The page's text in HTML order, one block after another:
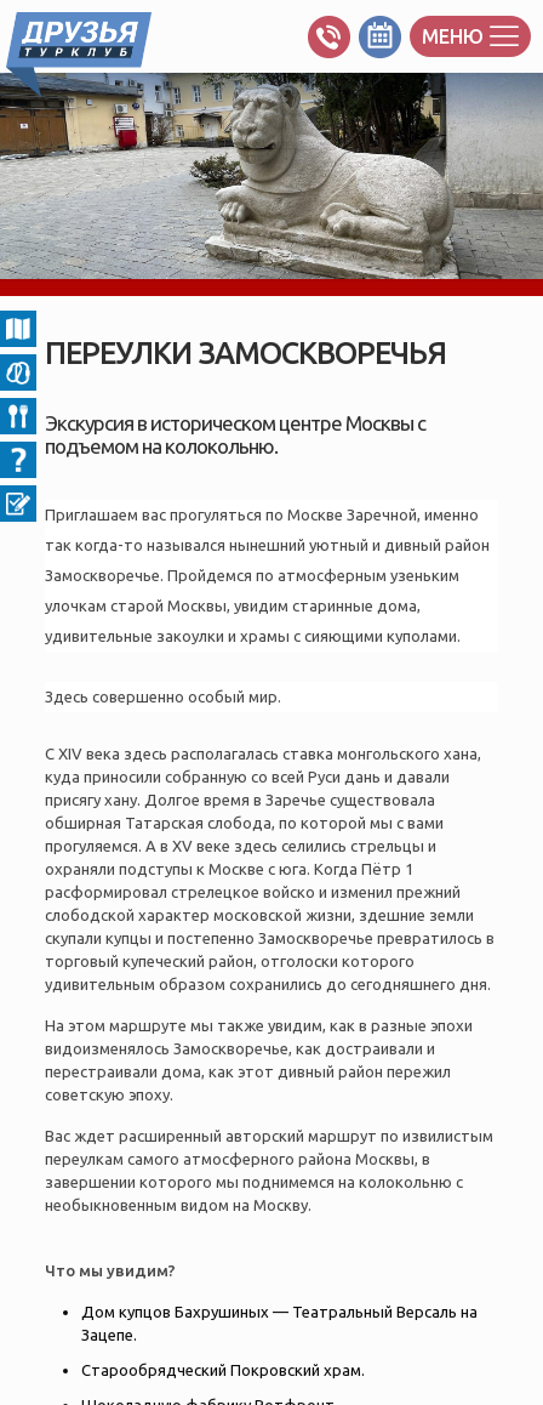
МЕНЮ
ПЕРЕУЛКИ ЗАМОСКВОРЕЧЬЯ
Экскурсия в историческом центре Москвы с
подъемом на колокольню.
Приглашаем вас прогуляться по Москве Заречной, именно
так когда-то назывался нынешний уютный и дивный район
Замоскворечье. Пройдемся по атмосферным узеньким
улочкам старой Москвы, увидим старинные дома,
удивительные закоулки и храмы с сияющими куполами.
Здесь совершенно особый мир.
С XIV века здесь располагалась ставка монгольского хана,
куда приносили собранную со всей Руси дань и давали
присягу хану. Долгое время в Заречье существовала
обширная Татарская слобода, по которой мы с вами
прогуляемся. А в XV веке здесь селились стрельцы и
охраняли подступы к Москве с юга. Когда Пётр 1
расформировал стрелецкое войско и изменил прежний
слободской характер московской жизни, здешние земли
скупали купцы и постепенно Замоскворечье превратилось в
торговый купеческий район, отголоски которого
удивительным образом сохранились до сегодняшнего дня.
На этом маршруте мы также увидим, как в разные эпохи
видоизменялось Замоскворечье, как достраивали и
перестраивали дома, как этот дивный район пережил
советскую эпоху.
Вас ждет расширенный авторский маршрут по извилистым
переулкам самого атмосферного района Москвы, в
завершении которого мы поднимемся на колокольню с
необыкновенным видом на Москву.
Что мы увидим?
Дом купцов Бахрушиных — Театральный Версаль на
Зацепе.
Старообрядческий Покровский храм.